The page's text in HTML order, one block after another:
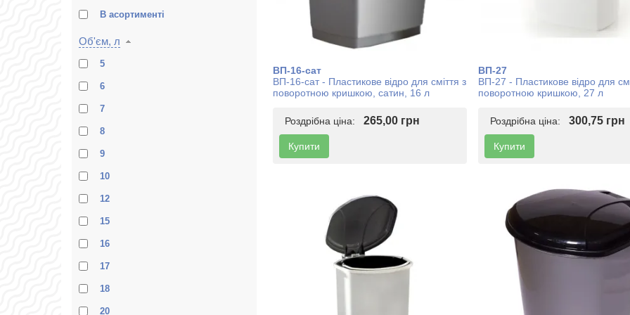
В асортименті
Об'єм, л
5
6
7
8
9
10
12
15
16
17
18
20
ВП-16-сат
ВП-16-сат - Пластикове відро для сміття з
поворотною кришкою, сатин, 16 л
Роздрібна ціна: 265,00 грн
Купити
ВП-27
ВП-27 - Пластикове відро для
поворотною кришкою, 27 л
Роздрібна ціна: 300,75 грн
Купити